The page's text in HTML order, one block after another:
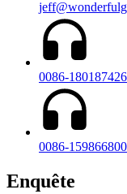
0086-
0086-
Enquête